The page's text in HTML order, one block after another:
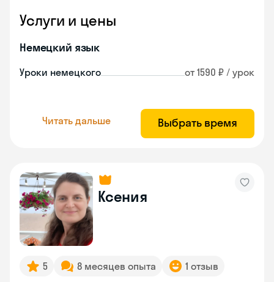
Услуги и цены
Немецкий язык
Уроки немецкого от 1590 ₽ / урок
Читать дальше Выбрать время
Ксения
5 8 месяцев опыта 1 отзыв